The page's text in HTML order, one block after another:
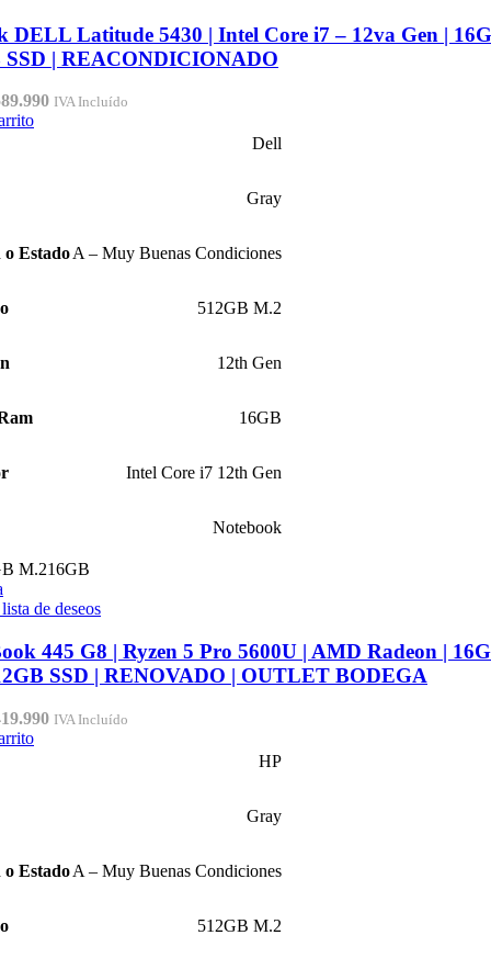
DELL Latitude 5430 | Intel Core i7 – 12va Gen |
SSD | REACONDICIONADO
ElIVA Incluído
Dell
Gray
EstadoA – Muy Buenas Condiciones
512GB M.2
12th Gen
16GB
Intel Core i7 12th Gen
Notebook
M.216GB
de deseos
445 G8 | Ryzen 5 Pro 5600U | AMD Radeon |
SSD | RENOVADO | OUTLET BODEGA
ElIVA Incluído
HP
Gray
EstadoA – Muy Buenas Condiciones
512GB M.2